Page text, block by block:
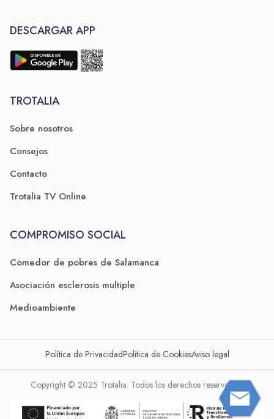
DESCARGAR APP
TROTALIA
Sobre nosotros
Consejos
Contacto
Trotalia TV Online
COMPROMISO SOCIAL
Comedor de pobres de Salamanca
Asociación esclerosis multiple
Medioambiente
Política de PrivacidadPolítica de CookiesAviso legal
Copyright © 2025 Trotalia. Todos los derechos reservados.